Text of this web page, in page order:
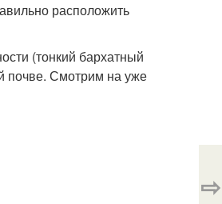
расположить
(тонкий бархатный
почве. Смотрим на уже
⇨